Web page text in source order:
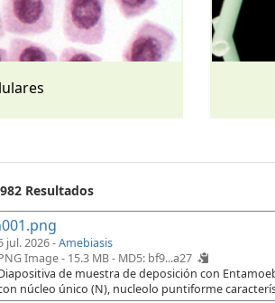
Resultados
jul. 2026 -Amebiasis
Image - 15.3 MB - MD5: bf9...a27
de muestra de deposición con
núcleo único (N), nucleolo puntiforme